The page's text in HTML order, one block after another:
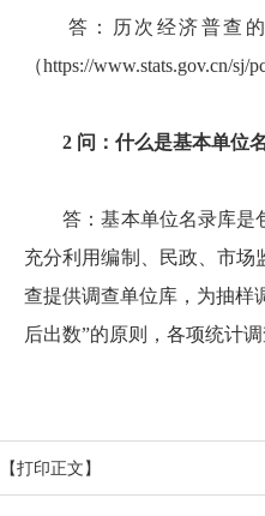
答：历次经济普查的
（https://www.stats.gov.cn/sj/
2 问：什么是基本单位名
答：基本单位名录库是包
充分利用编制、民政、市
查提供调查单位库，为抽样
后出数”的原则，各项统计
【打印正文】